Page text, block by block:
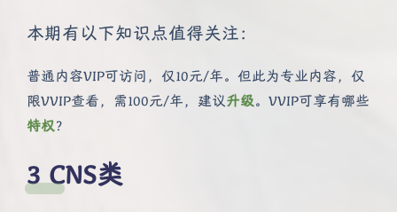
本期有以下知识点值得关注：
普通内容VIP可访问，仅10元/年。但此为专业内容，仅
限VVIP查看，需100元/年，建议升级。VVIP可享有哪些
特权？
CNS类